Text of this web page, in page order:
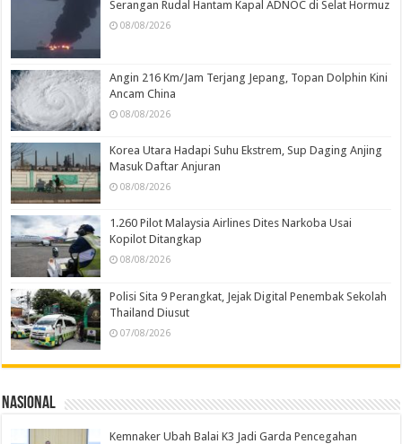
Serangan Rudal Hantam Kapal ADNOC di Selat Hormuz
08/08/2026
Angin 216 Km/Jam Terjang Jepang, Topan Dolphin Kini
Ancam China
08/08/2026
Korea Utara Hadapi Suhu Ekstrem, Sup Daging Anjing
Masuk Daftar Anjuran
08/08/2026
1.260 Pilot Malaysia Airlines Dites Narkoba Usai
Kopilot Ditangkap
08/08/2026
Polisi Sita 9 Perangkat, Jejak Digital Penembak Sekolah
Thailand Diusut
07/08/2026
Nasional
Kemnaker Ubah Balai K3 Jadi Garda Pencegahan